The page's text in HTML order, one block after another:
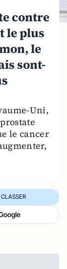
contre
le plus
le
sont-
Uni,
le cancer
CLASSER